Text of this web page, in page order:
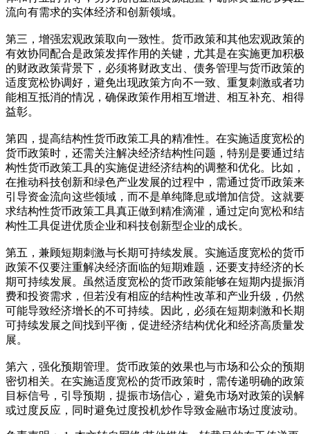
流向有需求的实体经济和创新领域。
第三，增强宏观政策取向一致性。货币政策和其他宏观政策的
有效协同配合是政策发挥作用的关键，尤其是在实施更加积极
的财政政策背景下，必须将财政支出、债务管理与货币政策的
适度宽松协调好，避免出现政策方向不一致、重复刺激或者功
能相互抵消的情况，确保政策作用相互增进、相互补充、相得
益彰。
第四，提高结构性货币政策工具的精准性。在实施适度宽松的
货币政策时，还需关注解决经济结构性问题，特别是要通过结
构性货币政策工具的实施促进经济结构的调整和优化。比如，
在推动科技创新和绿色产业发展的过程中，需通过货币政策来
引导资金流向这些领域，而不是单纯降息或增加信贷。这就要
求结构性货币政策工具真正做到精准滴灌，通过定向宽松和结
构性工具促进优质企业和科技创新型企业的成长。
第五，兼顾短期刺激与长期可持续发展。实施适度宽松的货币
政策不仅要注重解决经济面临的短期难题，还要支持经济的长
期可持续发展。虽然适度宽松的货币政策能够在短期内提振消
费和投资需求，但若没有相应的结构性改革和产业升级，仍然
可能导致经济增长的不可持续。因此，必须在短期刺激和长期
可持续发展之间找到平衡，促进经济结构优化和经济高质量发
展。
第六，强化预期管理。货币政策的效果也与市场和公众的预期
密切相关。在实施适度宽松的货币政策时，需传递明确的政策
目标信号，引导预期，提振市场信心，避免市场对政策的误解
或过度反应，同时避免过度投机炒作导致金融市场过度波动。